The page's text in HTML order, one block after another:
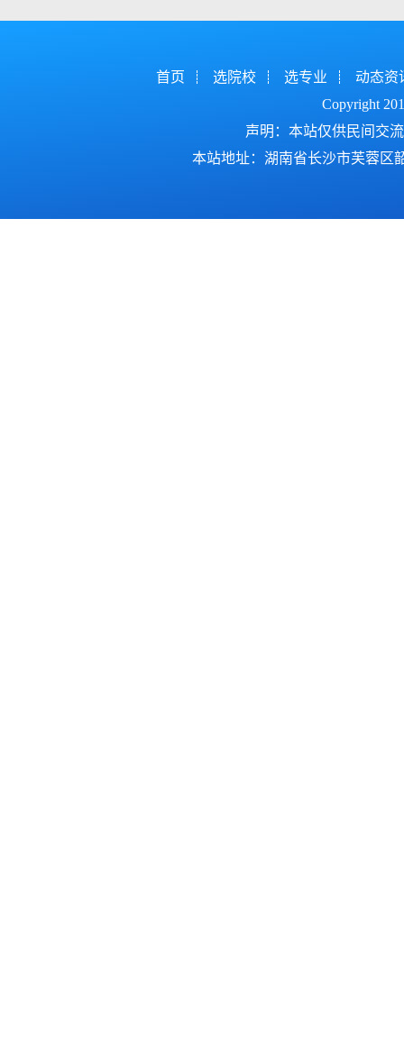
首页 选院校 选专业
动态资
Copyright
声明：本站仅供民间交
本站地址：湖南省长沙市芙蓉区